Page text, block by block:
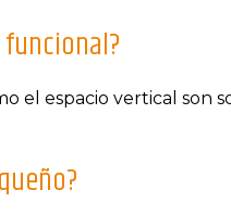
el espacio vertical son